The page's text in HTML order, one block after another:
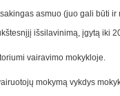
asmuo (juo gali būti
išsilavinimą, įgytą iki
vairavimo mokykloje.
mokymą vykdys